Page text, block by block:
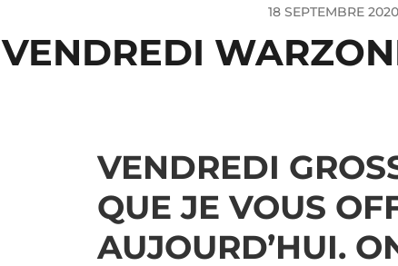
18 SEPTEMBRE 2020
VENDREDI
VENDREDI
QUE JE VOUS
AUJOURD’HUI.